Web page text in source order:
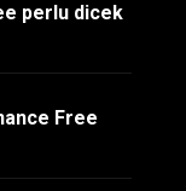
perlu dicek
Free